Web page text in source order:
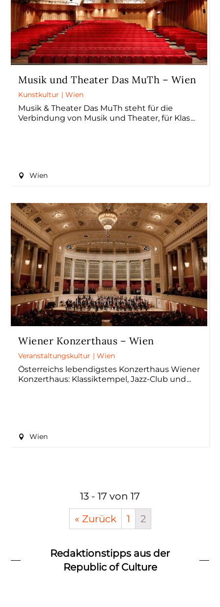
Musik und Theater Das MuTh – Wien
Kunstkultur |Wien
Musik & Theater Das MuTh steht für die
Verbindung von Musik und Theater, für Klas
Wien
Wiener Konzerthaus – Wien
Veranstaltungskultur |Wien
Österreichs lebendigstes Konzerthaus Wiener
Konzerthaus: Klassiktempel, Jazz-Club und
Wien
13 - 17 von 17
« Zurück
1 2
Redaktionstipps aus der
Republic of Culture